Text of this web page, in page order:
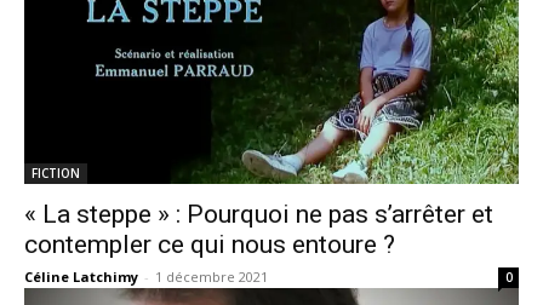
FICTION
« La steppe » : Pourquoi ne pas s’arrêter et
contempler ce qui nous entoure ?
Céline Latchimy - 1 décembre 2021 0